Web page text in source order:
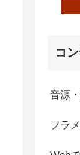
コ
音源
フラ